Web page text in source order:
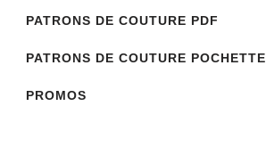
PATRONS DE COUTURE PDF
PATRONS DE COUTURE POCHETTE
PROMOS